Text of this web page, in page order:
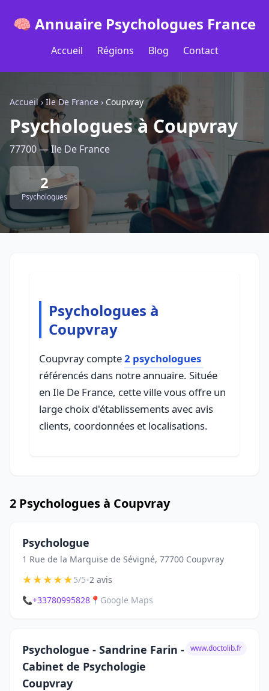
🧠 Annuaire Psychologues France
Accueil Régions Blog Contact
Accueil› Ile De France › Coupvray
Psychologues à Coupvray
77700 — Ile De France
2
Psychologues
Psychologues à
Coupvray
Coupvray compte2 psychologues
référencés dans notre annuaire. Située
en Ile De France, cette ville vous offre un
large choix d'établissements avec avis
clients, coordonnées et localisations.
2 Psychologues à Coupvray
Psychologue
1 Rue de la Marquise de Sévigné, 77700 Coupvray
★★★★★5/5•2 avis
📞+33780995828 📍 Google Maps
Psychologue - Sandrine Farin -
Cabinet de Psychologie
Coupvray
www.doctolib.fr